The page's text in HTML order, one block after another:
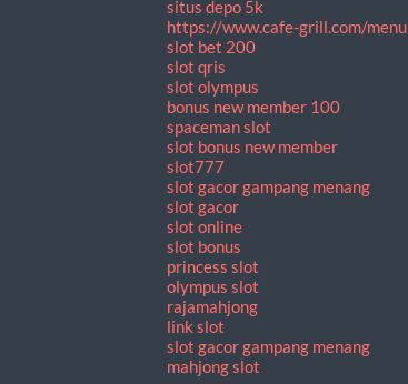
situs depo 5k
https://www.cafe-grill.com/menu
slot bet 200
slot qris
slot olympus
bonus new member 100
spaceman slot
slot bonus new member
slot777
slot gacor gampang menang
slot gacor
slot online
slot bonus
princess slot
olympus slot
rajamahjong
link slot
slot gacor gampang menang
mahjong slot